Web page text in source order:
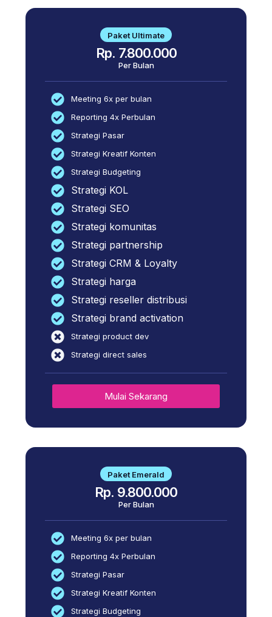
Paket Ultimate
Rp. 7.800.000
Per Bulan
Meeting 6x per bulan
Reporting 4x Perbulan
Strategi Pasar
Strategi Kreatif Konten
Strategi Budgeting
Strategi KOL
Strategi SEO
Strategi komunitas
Strategi partnership
Strategi CRM & Loyalty
Strategi harga
Strategi reseller distribusi
Strategi brand activation
Strategi product dev
Strategi direct sales
Mulai Sekarang
Paket Emerald
Rp. 9.800.000
Per Bulan
Meeting 6x per bulan
Reporting 4x Perbulan
Strategi Pasar
Strategi Kreatif Konten
Strategi Budgeting